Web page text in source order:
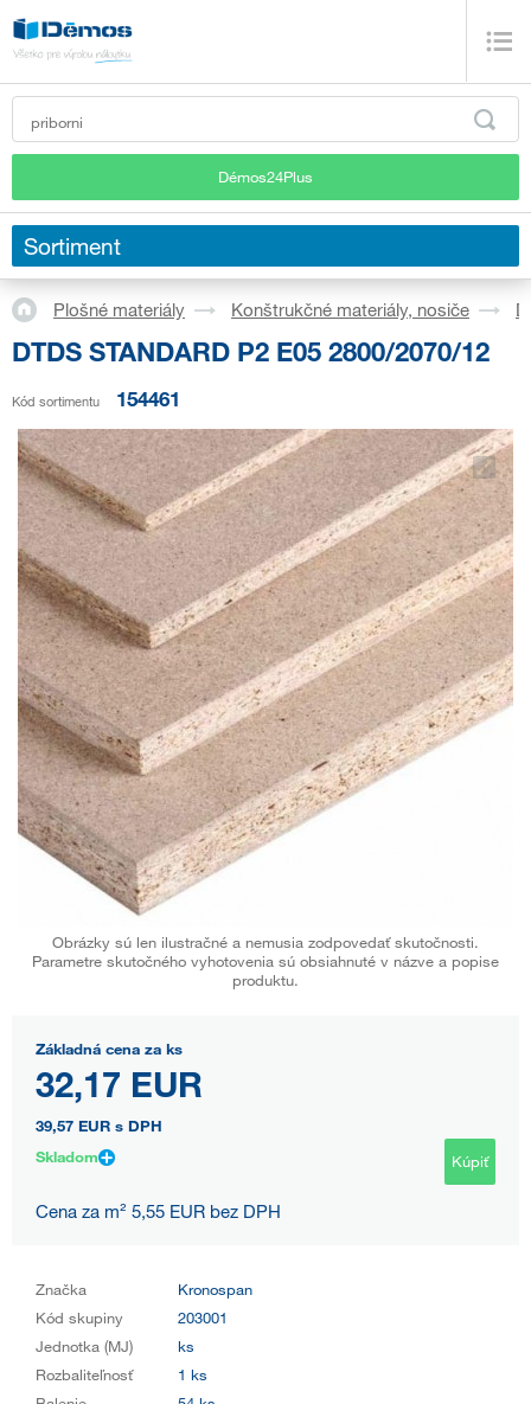
Démos24Plus
Sortiment
Plošné materiály Konštrukčné materiály, nosiče
DTDS STANDARD P2 E05 2800/2070/12
Kód sortimentu 154461
Obrázky sú len ilustračné a nemusia zodpovedať skutočnosti.
Parametre skutočného vyhotovenia sú obsiahnuté v názve a popise
produktu.
Základná cena za ks
32,17 EUR
39,57 EUR s DPH
Skladom
Kúpiť
Cena za m² 5,55 EUR bez DPH
Značka
Kronospan
Kód skupiny
203001
Jednotka (MJ)
ks
Rozbaliteľnosť
1 ks